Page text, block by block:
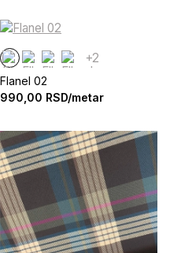
+2
Flanel 02
990,00 RSD/metar